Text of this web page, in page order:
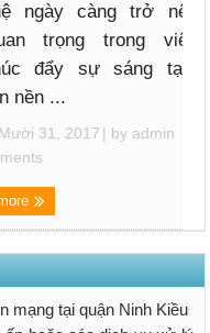
ngày càng trở nên
trọng trong việc
đẩy sự sáng tạo,
nền ...
31, 2017 | by admin
mạng tại quận Ninh Kiều